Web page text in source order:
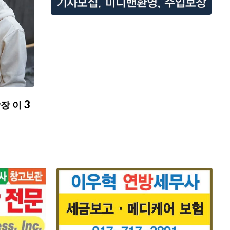
이 3